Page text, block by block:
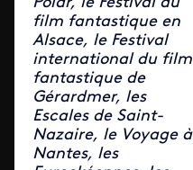
film fantastique en
Alsace, le Festival
international du film
fantastique de
Gérardmer, les
Escales de Saint-
Nazaire, le Voyage à
Nantes, les